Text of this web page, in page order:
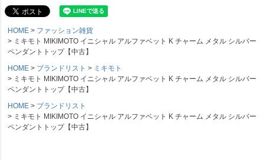
HOME
ファッション雑貨
ミキモト MIKIMOTO イニシャル アルファベット K チャーム メタル シルバー
ペンダントトップ【中古】
HOME
ブランドリスト
ミキモト
ミキモト MIKIMOTO イニシャル アルファベット K チャーム メタル シルバー
ペンダントトップ【中古】
HOME
ブランドリスト
ミキモト MIKIMOTO イニシャル アルファベット K チャーム メタル シルバー
ペンダントトップ【中古】